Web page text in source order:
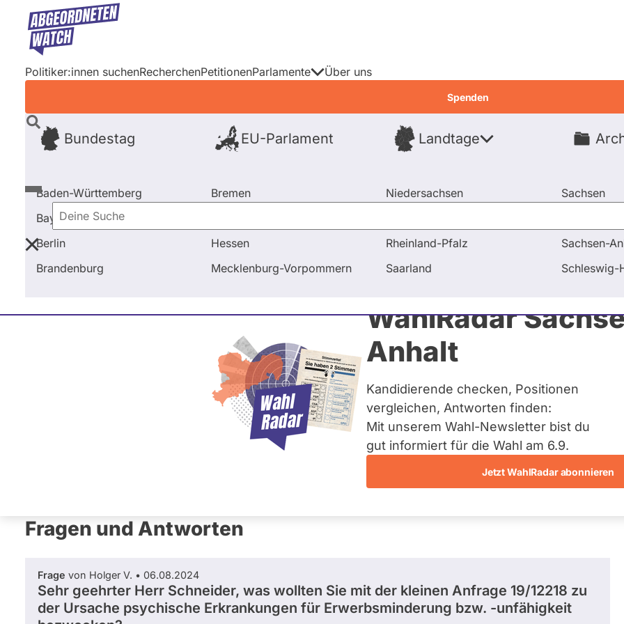
Direkt
Inhalt
Politiker:innen suchenRecherchenPetitionenParlamente
Bundestag EU-Parlament Landtage
Baden-Württemberg
Bayern
Berlin
Brandenburg
Bremen
Hessen
Mecklenburg-Vorpommern
Niedersachsen
Rheinland-Pfalz
Saarland
Sachsen
Sachsen-
Schleswig-
Über uns
Spenden
Deine
Suche
WahlRadar
Anhalt
Kandidierende checken, Positionen
vergleichen, Antworten finden:
Mit unserem Wahl-Newsletter bist du
gut informiert für die Wahl am 6.9.
Jetzt WahlRadar abonnieren
Startseite Frage stellen Jörg Schneider
Jörg Schneider
Dieser Politiker hat kein aktuelles und kein zukünftiges
Mandat und keine Direktandidatur auf Landes-, Bundes-
oder EU-Ebene. Mögliche Kandidaturen über eine
Wahlliste werden bei uns nicht erfasst.
Fragen und Antworten
Frage von Holger V. • 06.08.2024
Sehr geehrter Herr Schneider, was wollten Sie mit der kleinen Anfrage 19/12218 zu
der Ursache psychische Erkrankungen für Erwerbsminderung bzw. -unfähigkeit